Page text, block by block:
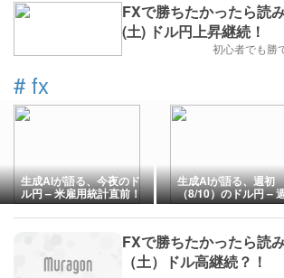
FXで勝ちたかったら読
(土) ドル円上昇継続！
初心者でも
# fx
生成AIが語る、今夜のド
ル円 – 米雇用統計直前！
(2026年8月7日）
生成AIが語る、週初
（8/10）のドル円 –
け158円突破なるか
防のサポレジ徹底解
(2026年8月8日）
FXで勝ちたかったら読
（土）ドル高継続？！